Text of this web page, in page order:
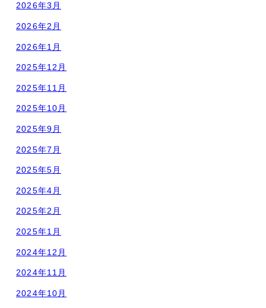
2026年3月
2026年2月
2026年1月
2025年12月
2025年11月
2025年10月
2025年9月
2025年7月
2025年5月
2025年4月
2025年2月
2025年1月
2024年12月
2024年11月
2024年10月